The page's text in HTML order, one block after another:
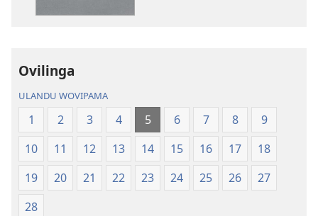
Ovilinga
ULANDU WOVIPAMA
1 2 3 4 5 6 7 8
9
10
11 12 13 14 15 16 17
18
19
20 21 22 23 24 25 26
27
28